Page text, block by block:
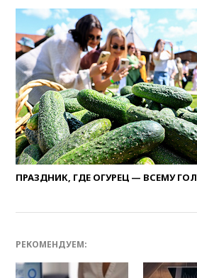
ПРАЗДНИК, ГДЕ ОГУРЕЦ — ВСЕМУ
РЕКОМЕНДУЕМ: